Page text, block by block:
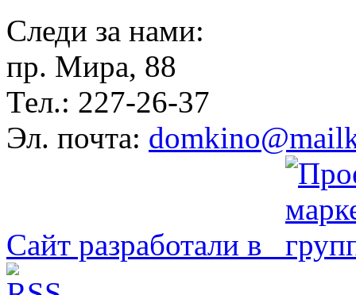
Следи за нами:
пр. Мира, 88
Тел.: 227-26-37
Эл. почта:
Сайт разработали в